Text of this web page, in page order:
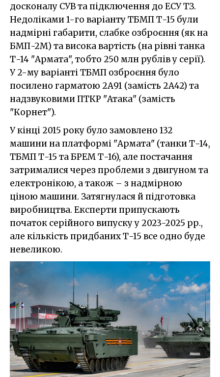
досконалу СУВ та підключення до ЕСУ ТЗ.
Недоліками 1-го варіанту ТБМП Т-15 були
надмірні габарити, слабке озброєння (як на
БМП-2М) та висока вартість (на рівні танка
Т-14 "Армата", тобто 250 млн рублів у серії).
У 2-му варіанті ТБМП озброєння було
посилено гарматою 2А91 (замість 2А42) та
надзвуковими ПТКР "Атака" (замість
"Корнет").
У кінці 2015 року було замовлено 132
машини на платформі "Армата" (танки Т-14,
ТБМП Т-15 та БРЕМ Т-16), але постачання
затрималися через проблеми з двигуном та
електронікою, а також – з надмірною
ціною машини. Затягнулася й підготовка
виробництва. Експерти припускають
початок серійного випуску у 2023-2025 рр.,
але кількість придбаних Т-15 все одно буде
невеликою.